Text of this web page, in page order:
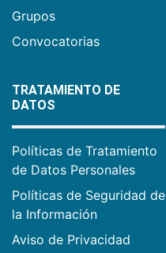
Grupos
Convocatorias
TRATAMIENTO DE
DATOS
Políticas de Tratamiento
de Datos Personales
Políticas de Seguridad de
la Información
Aviso de Privacidad